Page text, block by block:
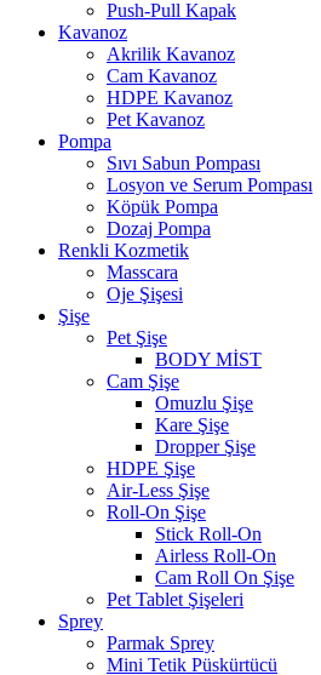
Push-Pull Kapak
Kavanoz
Akrilik Kavanoz
Cam Kavanoz
HDPE Kavanoz
Pet Kavanoz
Pompa
Sıvı Sabun Pompası
Losyon ve Serum Pompası
Köpük Pompa
Dozaj Pompa
Renkli Kozmetik
Masscara
Oje Şişesi
Şişe
Pet Şişe
BODY MİST
Cam Şişe
Omuzlu Şişe
Kare Şişe
Dropper Şişe
HDPE Şişe
Air-Less Şişe
Roll-On Şişe
Stick Roll-On
Airless Roll-On
Cam Roll On Şişe
Pet Tablet Şişeleri
Sprey
Parmak Sprey
Mini Tetik Püskürtücü